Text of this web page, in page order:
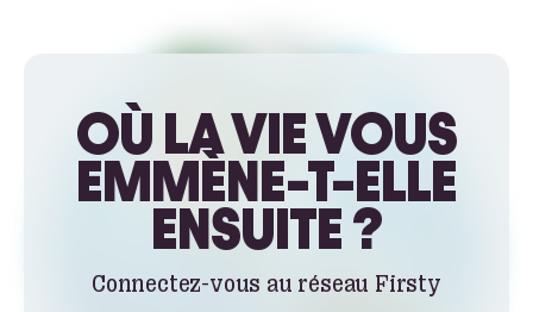
OÙ LA VIE VOUS
EMMÈNE-T-ELLE
ENSUITE ?
Connectez-vous au réseau Firsty